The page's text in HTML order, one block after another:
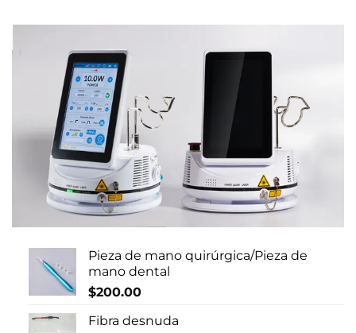
Pieza de mano quirúrgica/Pieza de
mano dental
$200.00
Fibra desnuda